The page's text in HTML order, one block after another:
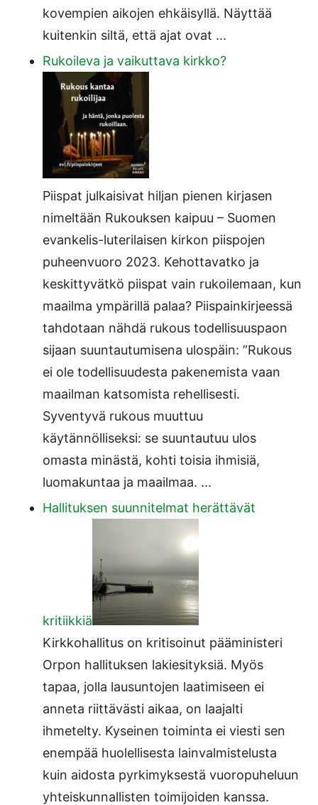
kovempien aikojen ehkäisyllä. Näyttää
kuitenkin siltä, että ajat ovat ...
Rukoileva ja vaikuttava kirkko?
Piispat julkaisivat hiljan pienen kirjasen
nimeltään Rukouksen kaipuu – Suomen
evankelis-luterilaisen kirkon piispojen
puheenvuoro 2023. Kehottavatko ja
keskittyvätkö piispat vain rukoilemaan, kun
maailma ympärillä palaa? Piispainkirjeessä
tahdotaan nähdä rukous todellisuuspaon
sijaan suuntautumisena ulospäin: ”Rukous
ei ole todellisuudesta pakenemista vaan
maailman katsomista rehellisesti.
Syventyvä rukous muuttuu
käytännölliseksi: se suuntautuu ulos
omasta minästä, kohti toisia ihmisiä,
luomakuntaa ja maailmaa. ...
Hallituksen suunnitelmat herättävät
kritiikkiä
Kirkkohallitus on kritisoinut pääministeri
Orpon hallituksen lakiesityksiä. Myös
tapaa, jolla lausuntojen laatimiseen ei
anneta riittävästi aikaa, on laajalti
ihmetelty. Kyseinen toiminta ei viesti sen
enempää huolellisesta lainvalmistelusta
kuin aidosta pyrkimyksestä vuoropuheluun
yhteiskunnallisten toimijoiden kanssa.